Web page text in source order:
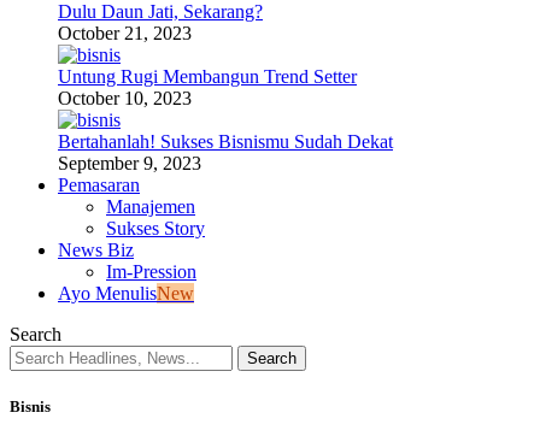
Dulu Daun Jati, Sekarang?
October 21, 2023
Untung Rugi Membangun Trend Setter
October 10, 2023
Bertahanlah! Sukses Bisnismu Sudah Dekat
September 9, 2023
Pemasaran
Manajemen
Sukses Story
News Biz
Im-Pression
Ayo MenulisNew
Search
Bisnis